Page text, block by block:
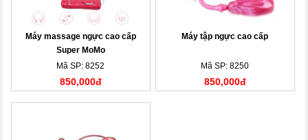
Máy massage ngực cao cấp
Super MoMo
Mã SP: 8252
850,000đ
Máy tập ngực cao cấp
Mã SP: 8250
850,000đ